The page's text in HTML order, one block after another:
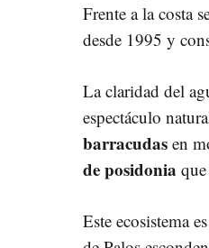
Frente a la costa
desde 1995 y
La claridad del
espectáculo
barracudas en
de posidonia
Este ecosistema